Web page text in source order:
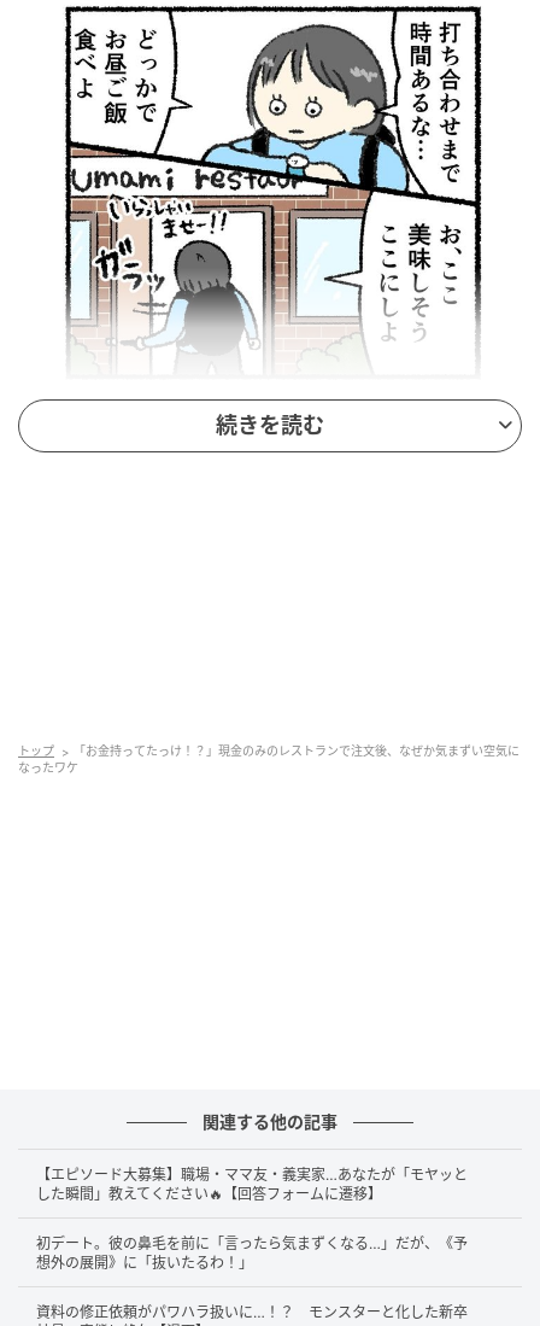
続きを読む
トップ
「お金持ってたっけ！？」現金のみのレストランで注文後、なぜか気まずい空気に
なったワケ
関連する他の記事
【エピソード大募集】職場・ママ友・義実家…あなたが「モヤッと
した瞬間」教えてください🔥【回答フォームに遷移】
初デート。彼の鼻毛を前に「言ったら気まずくなる…」だが、《予
想外の展開》に「抜いたるわ！」
資料の修正依頼がパワハラ扱いに…！？ モンスターと化した新卒